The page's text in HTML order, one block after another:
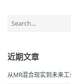
for:
近期文章
从MR混合现实到未来